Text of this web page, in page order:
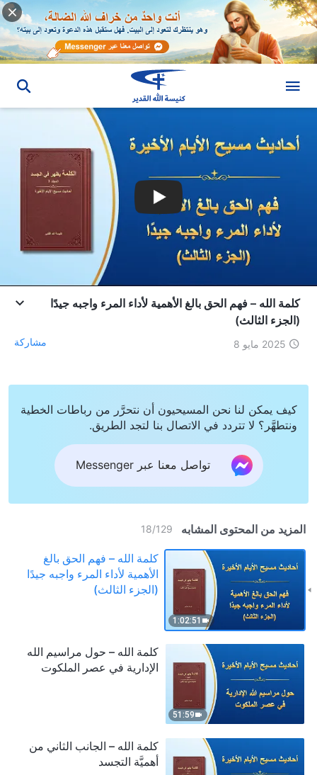
كلمة الله – فهم الحق بالغ الأهمية لأداء المرء واجبه جيدًا
(الجزء الثالث)
2025 مايو 8 مشاركة
كيف يمكن لنا نحن المسيحيون أن نتحرَّر من رباطات الخطية
ونتطهَّر؟ لا تتردد في الاتصال بنا لتجد الطريق.
تواصل معنا عبر Messenger
المزيد من المحتوى المشابه 18/129
1:02:51
كلمة الله – فهم الحق بالغ
الأهمية لأداء المرء واجبه جيدًا
(الجزء الثالث)
51:59
كلمة الله – حول مراسيم الله
الإدارية في عصر الملكوت
كلمة الله – الجانب الثاني من
أهميَّة التجسد